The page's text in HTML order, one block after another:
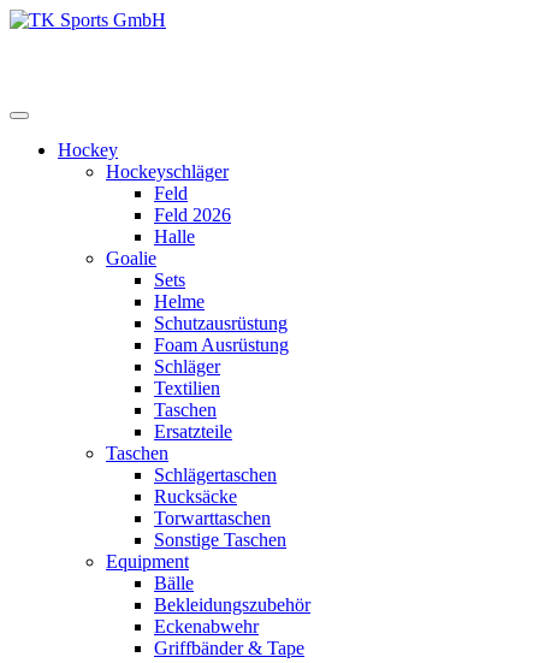
Zum
Hockey
Hockeyschläger
Feld
Feld 2026
Halle
Goalie
Sets
Helme
Schutzausrüstung
Foam Ausrüstung
Schläger
Textilien
Taschen
Ersatzteile
Taschen
Schlägertaschen
Rucksäcke
Torwarttaschen
Sonstige Taschen
Equipment
Bälle
Bekleidungszubehör
Eckenabwehr
Griffbänder & Tape